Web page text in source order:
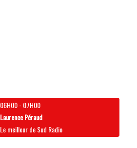
06H00- 07H00
Laurence Péraud
Le meilleur de Sud Radio